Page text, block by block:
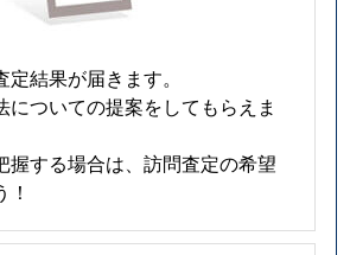
結果が届きます。
についての提案をしてもらえま
握する場合は、訪問査定の希望